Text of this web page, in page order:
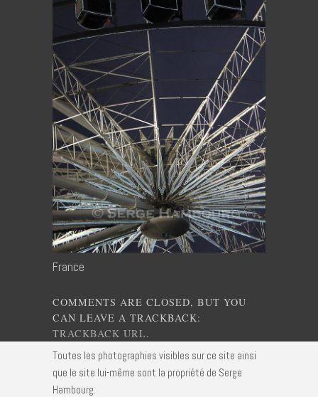
France
COMMENTS ARE CLOSED, BUT YOU
CAN LEAVE A TRACKBACK:
TRACKBACK URL.
Toutes les photographies visibles sur ce site ainsi
que le site lui-même sont la propriété de Serge
Hambourg.